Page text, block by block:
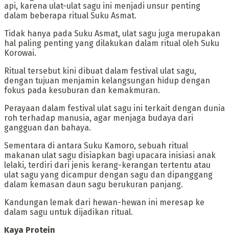
api, karena ulat-ulat sagu ini menjadi unsur penting
dalam beberapa ritual Suku Asmat.
‎Tidak hanya pada Suku Asmat, ulat sagu juga merupakan
hal paling penting yang dilakukan dalam ritual oleh Suku
Korowai.
Ritual tersebut kini dibuat dalam festival ulat sagu,
dengan tujuan menjamin kelangsungan hidup dengan
fokus pada kesuburan dan kemakmuran.
Perayaan dalam festival ulat sagu ini terkait dengan dunia
roh terhadap manusia, agar menjaga budaya dari
gangguan dan bahaya.
‎Sementara di antara Suku Kamoro, sebuah ritual
makanan ulat sagu disiapkan bagi upacara inisiasi anak
lelaki, terdiri dari jenis kerang-kerangan tertentu atau
ulat sagu yang dicampur dengan sagu dan dipanggang
dalam kemasan daun sagu berukuran panjang.
Kandungan lemak dari hewan-hewan ini meresap ke
dalam sagu untuk dijadikan ritual.
‎Kaya Protein